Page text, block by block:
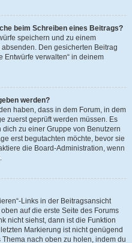
beim Schreiben eines Beitrags?
speichern und zu einem
Den gesicherten Beitrag
Entwürfe verwalten“ in deinem
werden?
haben, dass in dem Forum, in dem
zuerst geprüft werden müssen. Es
zu einer Gruppe von Benutzern
erst begutachten möchte, bevor sie
die Board-Administration, wenn
Links in der Beitragsansicht
auf die erste Seite des Forums
nicht siehst, dann ist die Funktion
Markierung ist nicht genügend
nach oben zu holen, indem du